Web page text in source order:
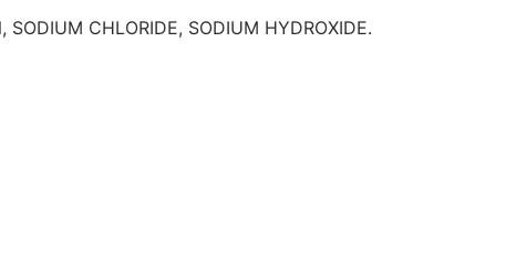
SODIUM CHLORIDE, SODIUM HYDROXIDE.